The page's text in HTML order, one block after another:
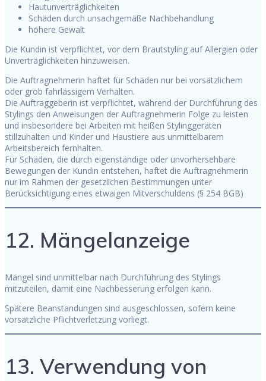
Hautunverträglichkeiten
Schäden durch unsachgemäße Nachbehandlung
höhere Gewalt
Die Kundin ist verpflichtet, vor dem Brautstyling auf Allergien oder
Unverträglichkeiten hinzuweisen.
Die Auftragnehmerin haftet für Schäden nur bei vorsätzlichem
oder grob fahrlässigem Verhalten.
Die Auftraggeberin ist verpflichtet, während der Durchführung des
Stylings den Anweisungen der Auftragnehmerin Folge zu leisten
und insbesondere bei Arbeiten mit heißen Stylinggeräten
stillzuhalten und Kinder und Haustiere aus unmittelbarem
Arbeitsbereich fernhalten.
Für Schäden, die durch eigenständige oder unvorhersehbare
Bewegungen der Kundin entstehen, haftet die Auftragnehmerin
nur im Rahmen der gesetzlichen Bestimmungen unter
Berücksichtigung eines etwaigen Mitverschuldens (§ 254 BGB)
12. Mängelanzeige
Mängel sind unmittelbar nach Durchführung des Stylings
mitzuteilen, damit eine Nachbesserung erfolgen kann.
Spätere Beanstandungen sind ausgeschlossen, sofern keine
vorsätzliche Pflichtverletzung vorliegt.
13. Verwendung von